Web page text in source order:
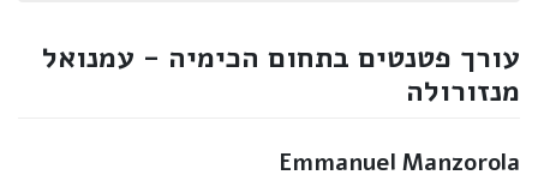
עורך פטנטים בתחום הכימיה - עמנואל
מנזורולה
Emmanuel Manzorola